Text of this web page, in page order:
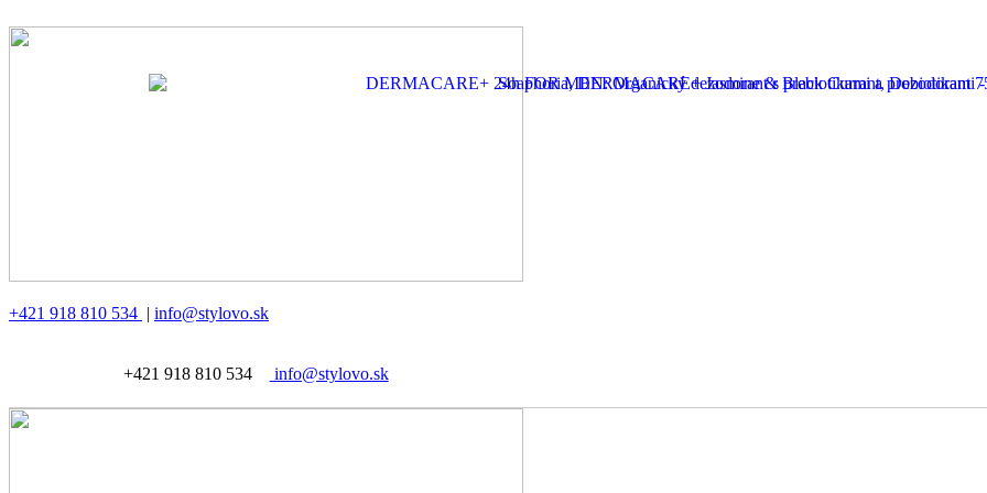
+421 918 810 534 | info@stylovo.sk
+421 918 810 534 info@stylovo.sk